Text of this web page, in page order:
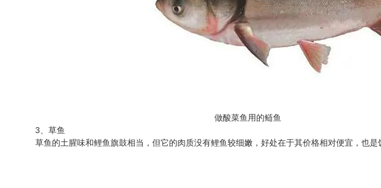
做酸菜鱼用的鲢鱼
3、草鱼
草鱼的土腥味和鲤鱼旗鼓相当，但它的肉质没有鲤鱼较细嫩，好处在于其价格相对便宜，也是